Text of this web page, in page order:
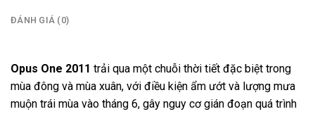
ĐÁNH GIÁ (0)
Opus One 2011 trải qua một chuỗi thời tiết đặc biệt trong
mùa đông và mùa xuân, với điều kiện ẩm ướt và lượng mưa
muộn trái mùa vào tháng 6, gây nguy cơ gián đoạn quá trình